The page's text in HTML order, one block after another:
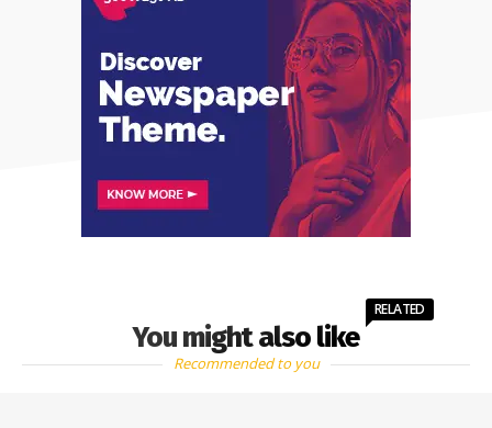
You might also like
RELATED
Recommended to you